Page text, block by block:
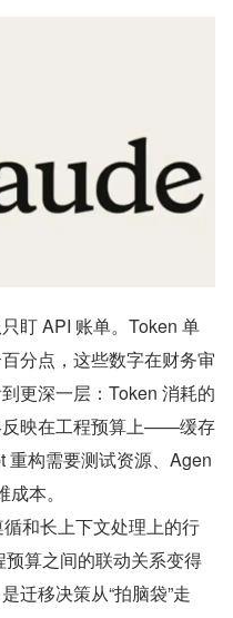
盯 API 账单。Token 单
分点，这些数字在财务审
更深一层：Token 消耗的
反映在工程预算上——缓存
重构需要测试资源、Agen
本。
和长上下文处理上的行
算之间的联动关系变得
迁移决策从“拍脑袋”走